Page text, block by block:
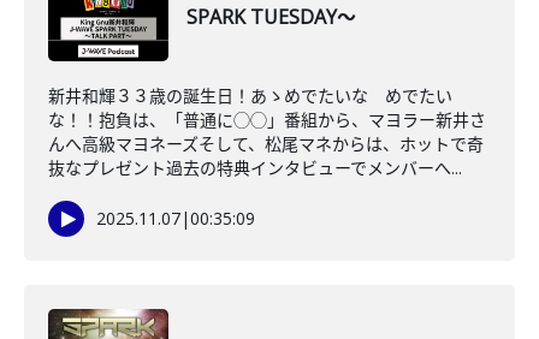
SPARK TUESDAY～
新井和輝３３歳の誕生日！あゝめでたいな めでたい
な！！抱負は、「普通に◯◯」番組から、マヨラー新井さ
んへ高級マヨネーズそして、松尾マネからは、ホットで奇
抜なプレゼント過去の特典インタビューでメンバーへ...
2025.11.07|00:35:09